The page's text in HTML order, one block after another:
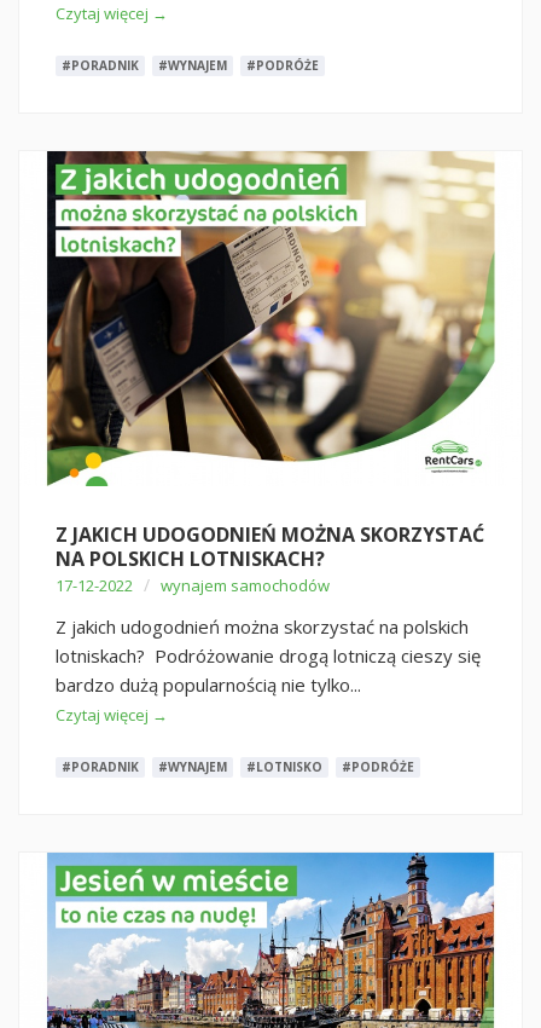
Czytaj więcej →
#PORADNIK #WYNAJEM #PODRÓŻE
Z JAKICH UDOGODNIEŃ MOŻNA SKORZYSTAĆ
NA POLSKICH LOTNISKACH?
17-12-2022 / wynajem samochodów
Z jakich udogodnień można skorzystać na polskich
lotniskach? Podróżowanie drogą lotniczą cieszy się
bardzo dużą popularnością nie tylko...
Czytaj więcej →
#PORADNIK #WYNAJEM #LOTNISKO #PODRÓŻE